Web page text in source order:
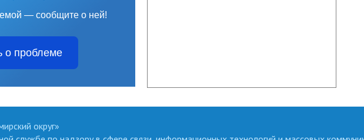
— сообщите о ней!
о проблеме
округ»